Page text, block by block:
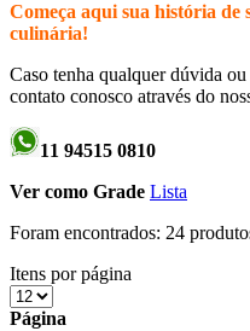
Começa aqui sua história de
culinária!
Caso tenha qualquer dúvida
contato conosco através do
11 94515 0810
Ver como Grade Lista
Foram encontrados: 24
Itens por página
Página